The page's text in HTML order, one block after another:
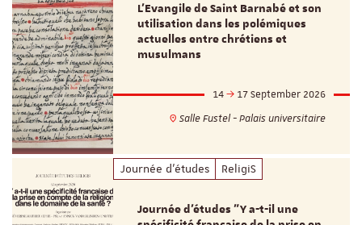
L’Evangile de Saint Barnabé et son
utilisation dans les polémiques
actuelles entre chrétiens et
musulmans
14
17 September 2026
Salle Fustel - Palais universitaire
Journée d'études ReligiS
Journée d’études "Y a-t-il une